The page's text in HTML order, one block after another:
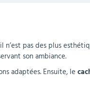
pas des plus
son ambiance.
adaptées. Ensuite, le